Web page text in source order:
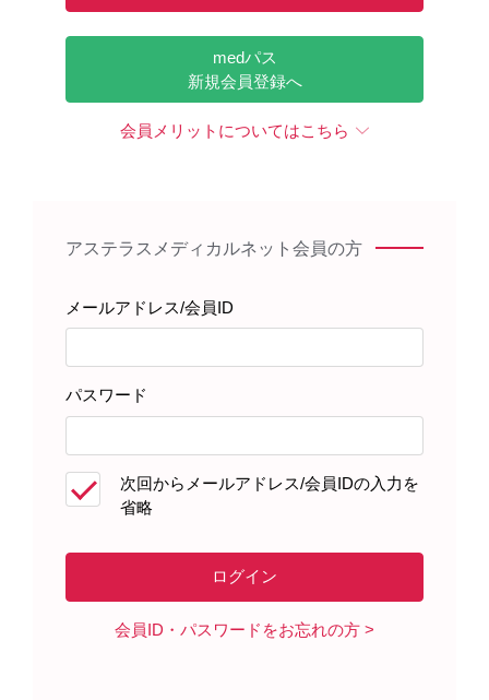
発現した場合には、Grade 1*2以下に回復す
るまで投与を中断してください。回復後、減
速して投与を再開できます。
本剤の前回投与時にGrade 2
を行い、本剤の推奨投与速度の表に従って投
＊1: 本剤/プラセボ投与当日から翌日までに発現したMedDRA
ver. 25.0の基本語「腹痛」、「流涎過多」、「発熱」、「胸部
「注入に伴う反応」、「頻脈」、「上腹部痛」、「下痢」、
「消化不良」、「非心臓性胸痛」、「倦怠感」、「胸痛」、
汗症」、「発疹」、「潮紅」、「ほてり」、「低血圧」、「疲
腫」、「アナフィラキシーショック」、「アナフィラキシー様
ショック」、「アナフィラキシー様反応」、「薬疹」、「輸注
関連過敏反応」、「投与に伴う反応」、「気管支痙攣」、「喉
＊2: GradeはNCI-CTCAE ver. 5.0に準じる
medパス
新規会員登録へ
会員メリットについてはこちら
アステラスメディカルネット会員の方
メールアドレス/会員ID
パスワード
次回からメールアドレス/会員IDの入力を
省略
会員ID・パスワードをお忘れの方